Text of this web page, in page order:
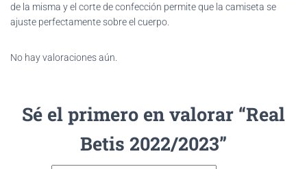
de la misma y el corte de confección permite que la camiseta se
ajuste perfectamente sobre el cuerpo.
No hay valoraciones aún.
Sé el primero en valorar “Real
Betis 2022/2023”